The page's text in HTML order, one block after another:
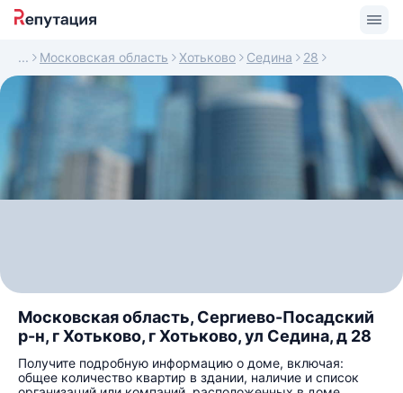
Московская область Хотьково Седина 28
Московская область, Сергиево-Посадский
р-н, г Хотьково, г Хотьково, ул Седина, д 28
Получите подробную информацию о доме, включая:
общее количество квартир в здании, наличие и список